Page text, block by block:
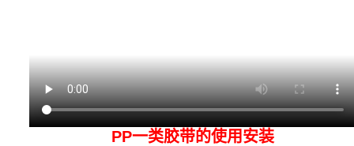
PP一类胶带的使用安装